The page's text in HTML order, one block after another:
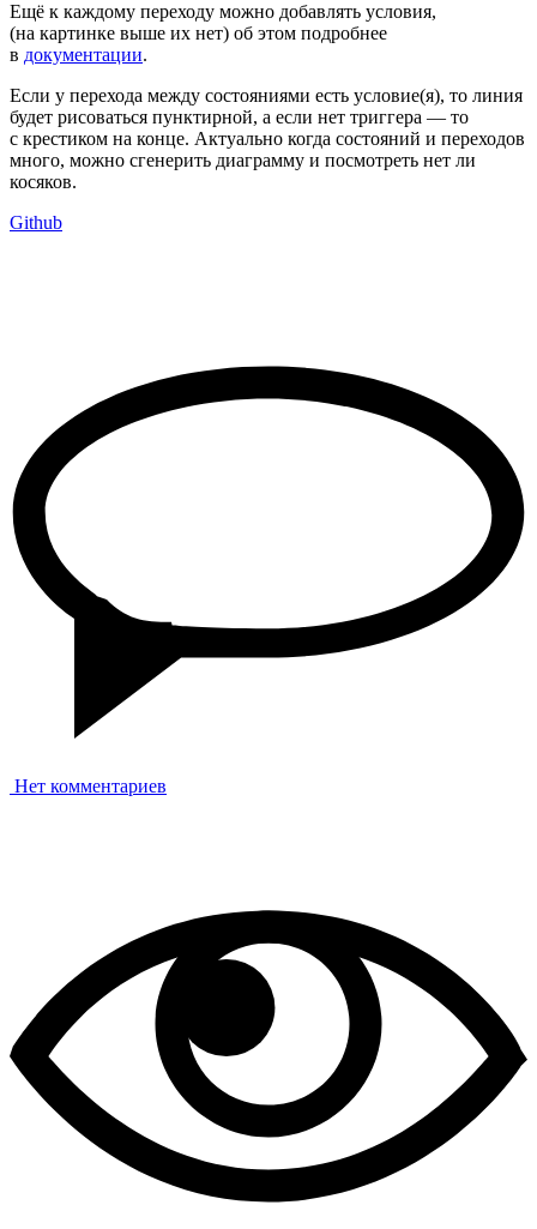
Ещё к каждому переходу можно добавлять условия,
(на картинке выше их нет) об этом подробнее
в документации.
Если у перехода между состояниями есть условие(я), то линия
будет рисоваться пунктирной, а если нет триггера — то
с крестиком на конце. Актуально когда состояний и переходов
много, можно сгенерить диаграмму и посмотреть нет ли
косяков.
Github
Нет комментариев